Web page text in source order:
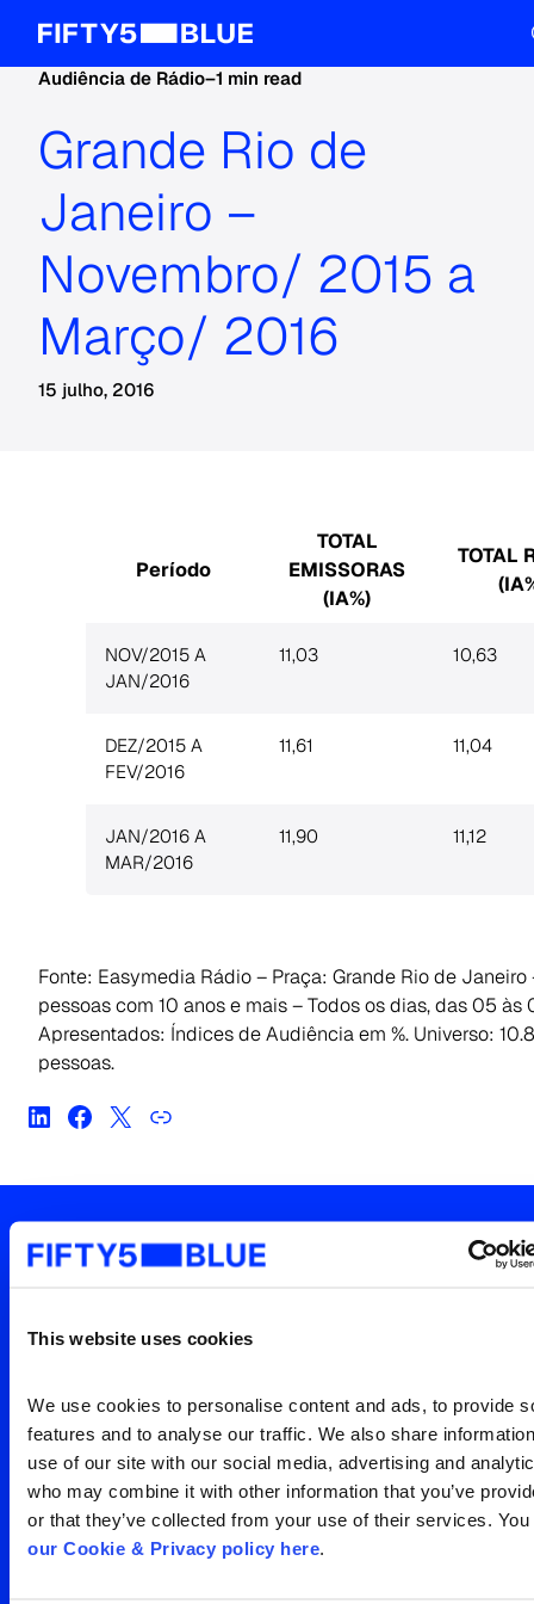
This website uses cookies
We use cookies to personalise content and ads, to provide
features and to analyse our traffic. We also share
use of our site with our social media, advertising and
who may combine it with other information that you’ve
or that they’ve collected from your use of their services.
our Cookie & Privacy policy here
Audiência de Rádio–1 min read
Grande Rio de
Janeiro –
Novembro/ 2015 a
Março/ 2016
15 julho, 2016
Período
TOTAL
EMISSORAS
(IA%)
TOTAL
NOV/2015 A
JAN/2016
11,03 10,63
DEZ/2015 A
FEV/2016
11,61 11,04
JAN/2016 A
MAR/2016
11,90 11,12
Fonte: Easymedia Rádio – Praça: Grande Rio de Janeiro
pessoas com 10 anos e mais – Todos os dias, das 05 às
Apresentados: Índices de Audiência em %. Universo:
pessoas.
mundo está vendo
visão clara da sua
audiência
Entre em contato